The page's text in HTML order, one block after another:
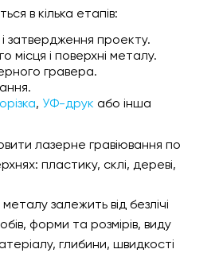
в кілька етапів:
затвердження проекту.
місця і поверхні металу.
гравера.
, УФ-друк або інша
лазерне гравіювання по
пластику, склі, дереві,
залежить від безлічі
форми та розмірів, виду
глибини, швидкості